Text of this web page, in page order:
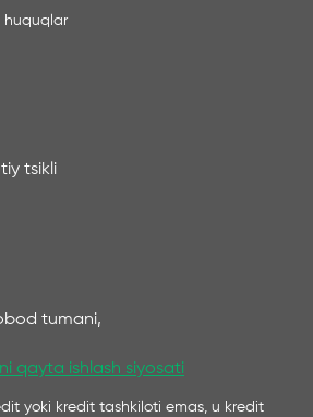
huquqlar
tsikli
tumani,
qayta ishlash siyosati
yoki kredit tashkiloti emas, u kredit